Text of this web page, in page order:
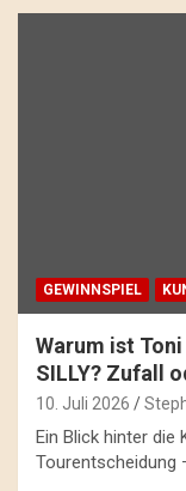
GEWINNSPIEL
Warum ist
SILLY? Zufall
10. Juli 2026
Ein Blick hinter die
Tourentscheidung